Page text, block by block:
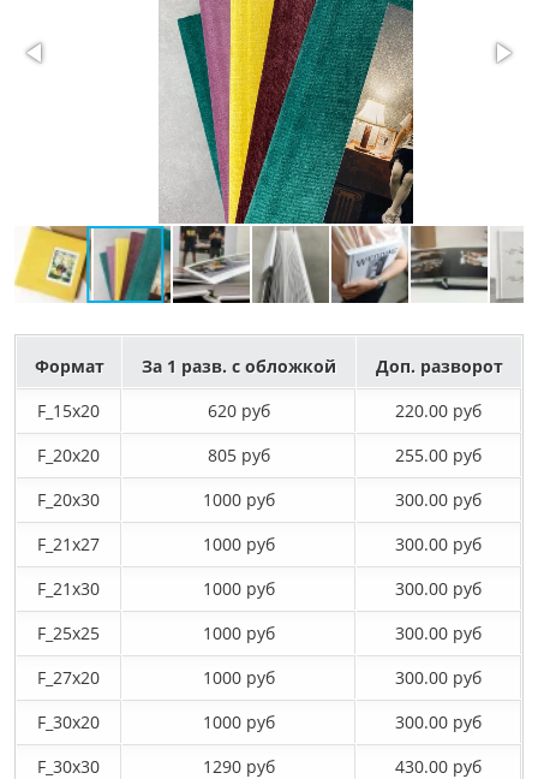
Формат За 1 разв. с обложкой
Доп. разворот
F_15х20
620 руб
220.00 руб
F_20х20
805 руб
255.00 руб
F_20х30
1000 руб
300.00 руб
F_21х27
1000 руб
300.00 руб
F_21х30
1000 руб
300.00 руб
F_25х25
1000 руб
300.00 руб
F_27x20
1000 руб
300.00 руб
F_30х20
1000 руб
300.00 руб
F_30х30
1290 руб
430.00 руб